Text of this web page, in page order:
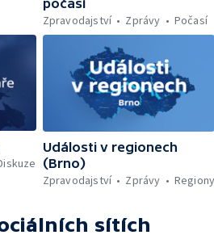
festival Brutal Assault — Trest za
v teroristické skupině — Část rakety
9 narazila do Měsíce — Plány na
vesmírné stanice
počasí
Zpravodajství
Zprávy Počasí
Události v regionech
(Brno)
Zpravodajství
Zprávy
sítích